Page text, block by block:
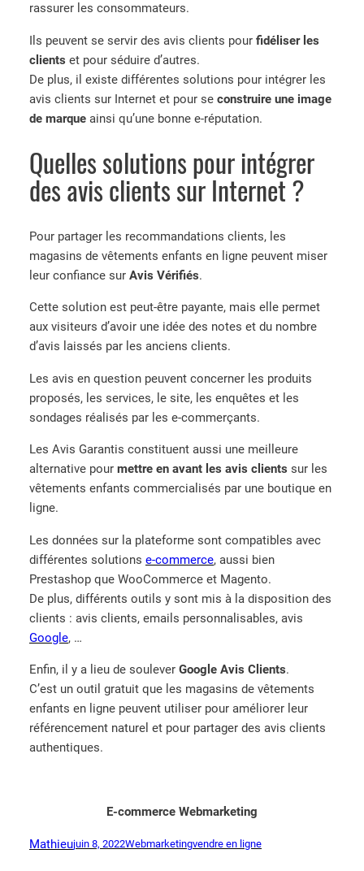
rassurer les consommateurs.
Ils peuvent se servir des avis clients pour fidéliser les
clients et pour séduire d’autres.
De plus, il existe différentes solutions pour intégrer les
avis clients sur Internet et pour se construire une image
de marque ainsi qu’une bonne e-réputation.
Quelles solutions pour intégrer
des avis clients sur Internet ?
Pour partager les recommandations clients, les
magasins de vêtements enfants en ligne peuvent miser
leur confiance sur Avis Vérifiés.
Cette solution est peut-être payante, mais elle permet
aux visiteurs d’avoir une idée des notes et du nombre
d’avis laissés par les anciens clients.
Les avis en question peuvent concerner les produits
proposés, les services, le site, les enquêtes et les
sondages réalisés par les e-commerçants.
Les Avis Garantis constituent aussi une meilleure
alternative pour mettre en avant les avis clients sur les
vêtements enfants commercialisés par une boutique en
ligne.
Les données sur la plateforme sont compatibles avec
différentes solutions e-commerce, aussi bien
Prestashop que WooCommerce et Magento.
De plus, différents outils y sont mis à la disposition des
clients : avis clients, emails personnalisables, avis
Google, …
Enfin, il y a lieu de soulever Google Avis Clients.
C’est un outil gratuit que les magasins de vêtements
enfants en ligne peuvent utiliser pour améliorer leur
référencement naturel et pour partager des avis clients
authentiques.
E-commerce Webmarketing
Mathieujuin 8, 2022Webmarketingvendre en ligne